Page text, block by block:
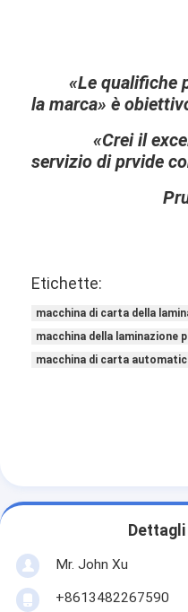
«Le qualifiche
la marca» è
«Crei il
servizio di prvide
Etichette:
macchina di carta della
macchina della laminazione
macchina di carta
Mr. John Xu
+8613482267590